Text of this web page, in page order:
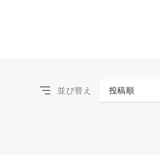
並び替え 投稿順